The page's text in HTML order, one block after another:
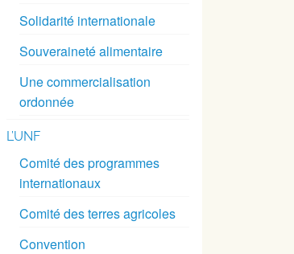
Solidarité internationale
Souveraineté alimentaire
Une commercialisation
ordonnée
L’UNF
Comité des programmes
internationaux
Comité des terres agricoles
Convention